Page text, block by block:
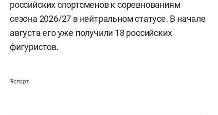
российских спортсменов к соревнованиям
сезона 2026/27 в нейтральном статусе. В начале
августа его уже получили 18 российских
фигуристов.
#спорт